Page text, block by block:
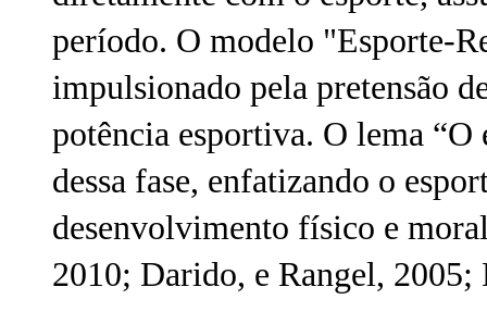
período. O modelo "Esporte-
impulsionado pela pretensão
potência esportiva. O lema
dessa fase, enfatizando o
desenvolvimento físico e
2010; Darido, e Rangel,